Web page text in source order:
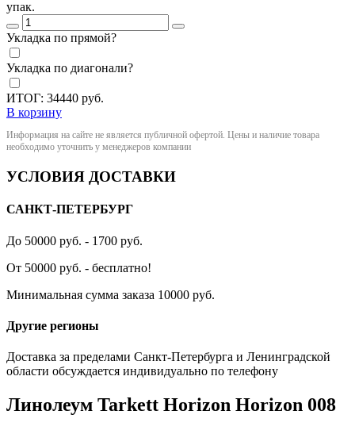
упак.
Укладка по прямой?
Укладка по диагонали?
ИТОГ: 34440 руб.
В корзину
Информация на сайте не является публичной офертой. Цены и наличие товара
необходимо уточнить у менеджеров компании
УСЛОВИЯ ДОСТАВКИ
САНКТ-ПЕТЕРБУРГ
До 50000 руб. - 1700 руб.
От 50000 руб. - бесплатно!
Минимальная сумма заказа 10000 руб.
Другие регионы
Доставка за пределами Санкт-Петербурга и Ленинградской
области обсуждается индивидуально по телефону
Линолеум Tarkett Horizon Horizon 008